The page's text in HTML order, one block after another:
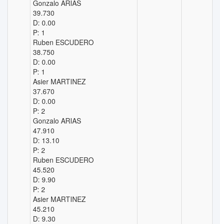
Gonzalo ARIAS
39.730
D: 0.00
P: 1
Ruben ESCUDERO
38.750
D: 0.00
P: 1
Asier MARTINEZ
37.670
D: 0.00
P: 2
Gonzalo ARIAS
47.910
D: 13.10
P: 2
Ruben ESCUDERO
45.520
D: 9.90
P: 2
Asier MARTINEZ
45.210
D: 9.30